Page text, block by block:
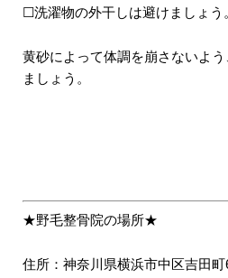
☐洗濯物の外干しは避けましょう
黄砂によって体調を崩さないよ
ましょう。
★野毛整骨院の場所★
住所：神奈川県横浜市中区吉田町